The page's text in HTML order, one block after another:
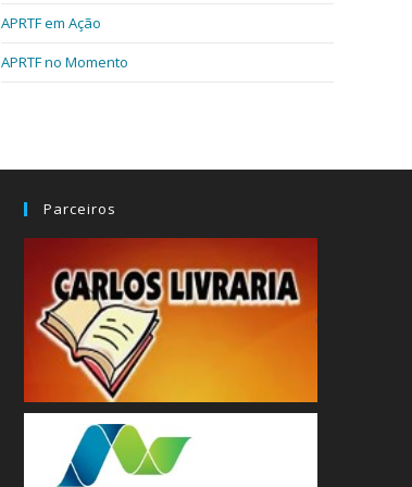
APRTF em Ação
APRTF no Momento
Parceiros